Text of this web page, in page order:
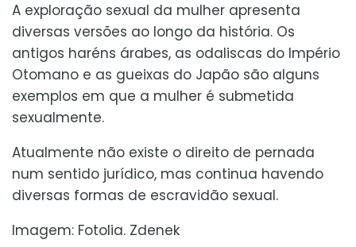
A exploração sexual da mulher apresenta
diversas versões ao longo da história. Os
antigos haréns árabes, as odaliscas do Império
Otomano e as gueixas do Japão são alguns
exemplos em que a mulher é submetida
sexualmente.
Atualmente não existe o direito de pernada
num sentido jurídico, mas continua havendo
diversas formas de escravidão sexual.
Imagem: Fotolia. Zdenek